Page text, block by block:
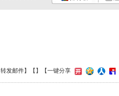
转发邮件】【 】 【一键分享